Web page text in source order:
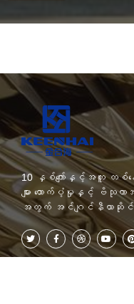
10 နှစ်ကျော်နှင့်အတူ တစ်
များ ထောက်ပံ့မှုနှင့် ဗိသုကာ
အတွက် အင်ဂျင်နီယာဆိုင်ရာ